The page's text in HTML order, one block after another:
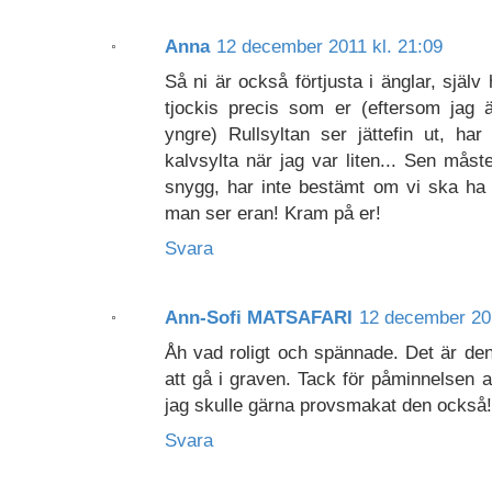
Anna 12 december 2011 kl. 21:09
Så ni är också förtjusta i änglar, själv
tjockis precis som er (eftersom jag
yngre) Rullsyltan ser jättefin ut,
kalvsylta när jag var liten... Sen
snygg, har inte bestämt om vi ska
man ser eran! Kram på er!
Svara
Ann-Sofi MATSAFARI 12 december
Åh vad roligt och spännade. Det är
att gå i graven. Tack för påminnelsen
jag skulle gärna provsmakat den också!
Svara